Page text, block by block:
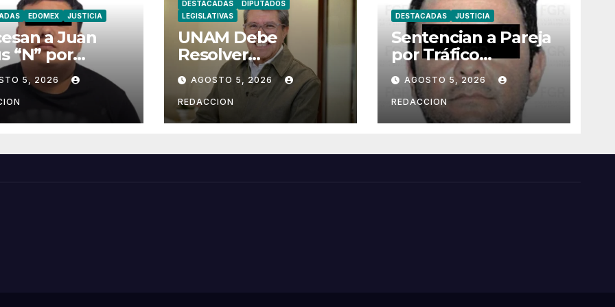
EDOMEX JUSTICIA
a Juan
“N” por
en
5, 2026
DESTACADAS
DIPUTADOS
LEGISLATIVAS
UNAM Debe
Resolver
Diferencias
Mediante el
Diálogo: Monreal
AGOSTO 5, 2026
REDACCION
DESTACADAS JUSTICIA
Sentencian a Pareja
por Tráfico
Agravado de
Migrantes en
Puebla
AGOSTO 5, 2026
REDACCION